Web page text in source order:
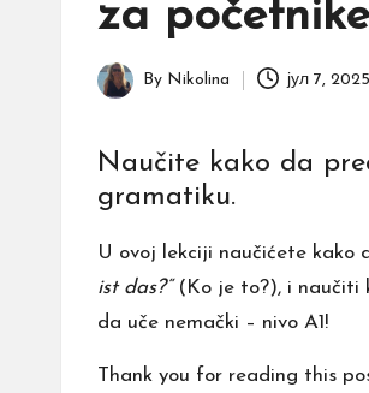
za početnike
Posted
By Nikolina јул 7, 2025
Naučite kako da
gramatiku.
U ovoj lekciji naučićete kako
ist das?“(Ko je to?), i naučiti
da uče nemački – nivo A1!
Thank you for reading this